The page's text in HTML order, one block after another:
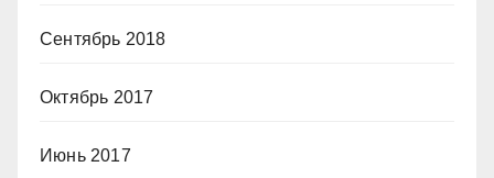
Сентябрь 2018
Октябрь 2017
Июнь 2017